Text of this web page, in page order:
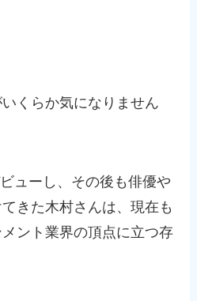
くらか気になりません
ューし、その後も俳優や
きた木村さんは、現在も
ント業界の頂点に立つ存